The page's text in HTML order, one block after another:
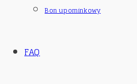
Bon upominkowy
FAQ